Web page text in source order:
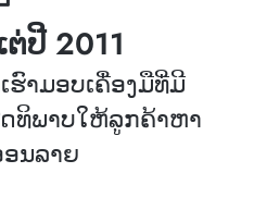
ປີ 2011
ຮົາມອບເຄື່ອງມືທີ່ມີ
ທິພາບໃຫ້ລູກຄ້າຫາ
ອນລາຍ